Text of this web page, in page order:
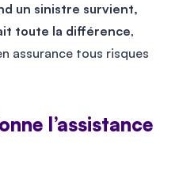
un sinistre survient,
toute la différence,
assurance tous risques
l’assistance